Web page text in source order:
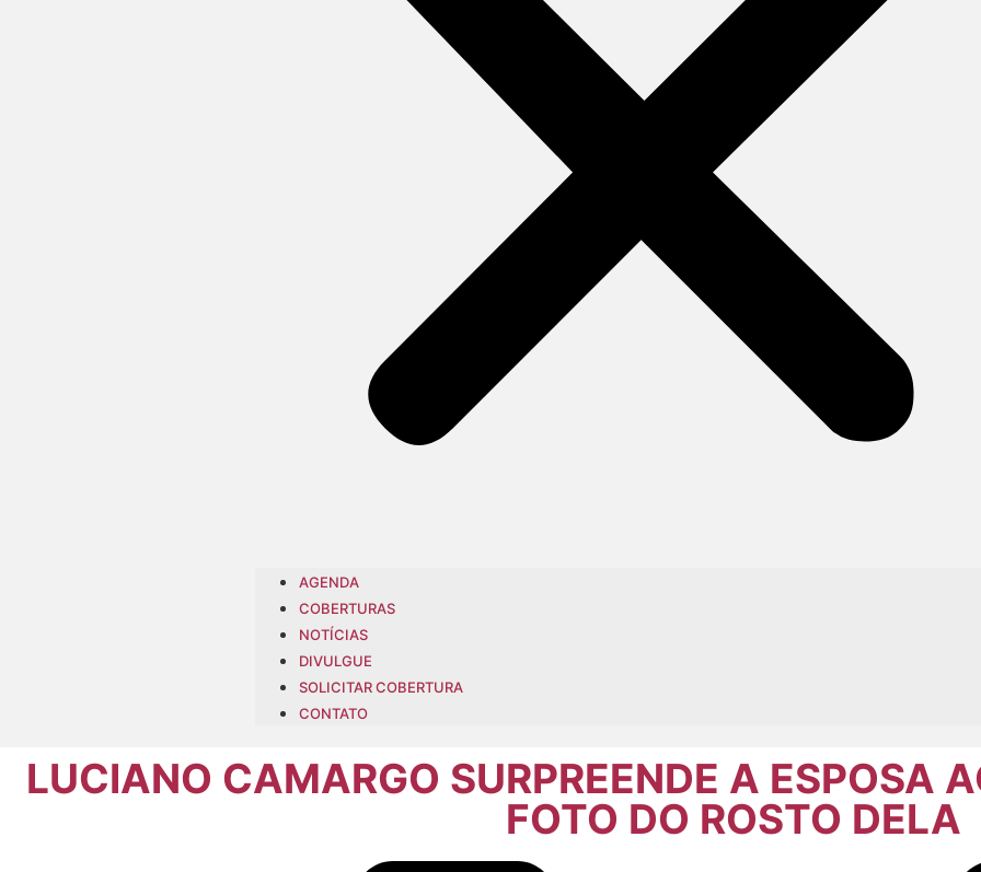
AGENDA
COBERTURAS
NOTÍCIAS
DIVULGUE
SOLICITAR COBERTURA
CONTATO
LUCIANO CAMARGO SURPREENDE A ESPOSA
FOTO DO ROSTO DELA